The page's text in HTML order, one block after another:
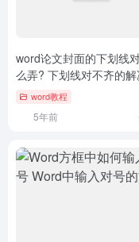
word论文封面的下划线
么弄? 下划线对不齐的解
法 word教程
5年前